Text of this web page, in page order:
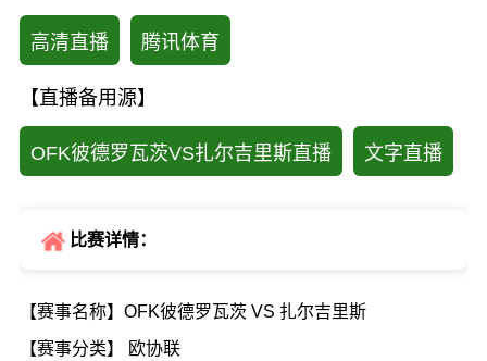
高清直播 腾讯体育
【直播备用源】
OFK彼德罗瓦茨VS扎尔吉里斯直播 文字直播
比赛详情：
【赛事名称】OFK彼德罗瓦茨 VS 扎尔吉里斯
【赛事分类】 欧协联